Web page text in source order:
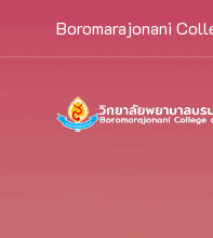
Boromarajonani